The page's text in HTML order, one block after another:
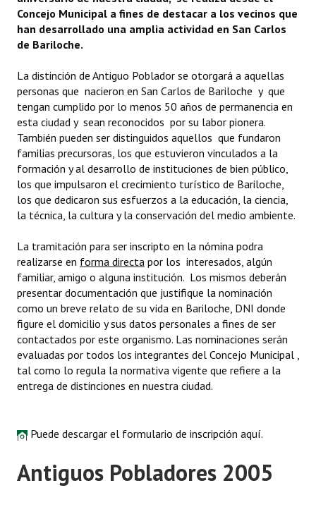
Concejo Municipal a fines de destacar a los vecinos que
han desarrollado una amplia actividad en San Carlos
de Bariloche.
La distinción de Antiguo Poblador se otorgará a aquellas
personas que nacieron en San Carlos de Bariloche y que
tengan cumplido por lo menos 50 años de permanencia en
esta ciudad y sean reconocidos por su labor pionera.
También pueden ser distinguidos aquellos que fundaron
familias precursoras, los que estuvieron vinculados a la
formación y al desarrollo de instituciones de bien público,
los que impulsaron el crecimiento turístico de Bariloche,
los que dedicaron sus esfuerzos a la educación, la ciencia,
la técnica, la cultura y la conservación del medio ambiente.
La tramitación para ser inscripto en la nómina podra
realizarse en forma directa por los interesados, algún
familiar, amigo o alguna institución. Los mismos deberán
presentar documentación que justifique la nominación
como un breve relato de su vida en Bariloche, DNI donde
figure el domicilio y sus datos personales a fines de ser
contactados por este organismo. Las nominaciones serán
evaluadas por todos los integrantes del Concejo Municipal ,
tal como lo regula la normativa vigente que refiere a la
entrega de distinciones en nuestra ciudad.
Puede descargar el formulario de inscripción aquí.
Antiguos Pobladores 2005